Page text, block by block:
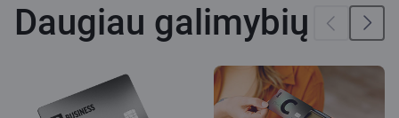
Daugiau galimybių